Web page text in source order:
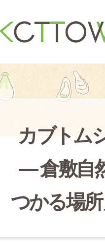
カブトム
― 倉敷自
つかる場